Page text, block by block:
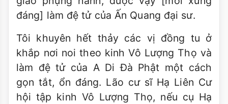
đáng] làm đệ tử của Ấn Quang đại sư.
Tôi khuyên hết thảy các vị đồng tu ở
khắp nơi noi theo kinh Vô Lượng Thọ và
làm đệ tử của A Di Ðà Phật một cách
gọn tắt, ổn đáng. Lão cư sĩ Hạ Liên Cư
hội tập kinh Vô Lượng Thọ, nếu cụ Hạ